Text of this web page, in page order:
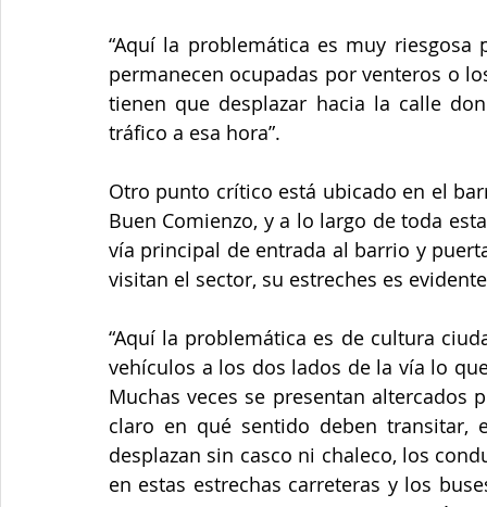
“Aquí la problemática es muy
permanecen ocupadas por venteros o
tienen que desplazar hacia la calle
tráfico a esa hora”.
Otro punto crítico está ubicado en el
Buen Comienzo, y a lo largo de toda
vía principal de entrada al barrio y
visitan el sector, su estreches es
“Aquí la problemática es de cultura
vehículos a los dos lados de la vía lo
Muchas veces se presentan altercados
claro en qué sentido deben transitar,
desplazan sin casco ni chaleco, los
en estas estrechas carreteras y los